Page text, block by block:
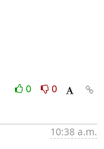
0
0
10:38 a.m.